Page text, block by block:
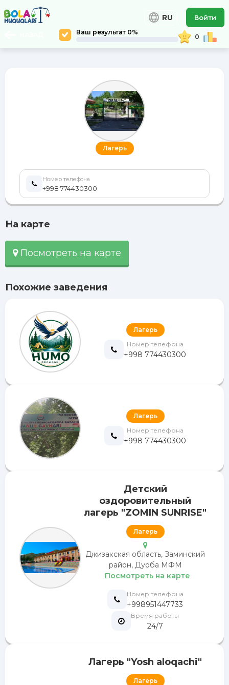
Ваш результат 0%
0
RU Войти
Лагерь
Номер телефона
+998 774430300
На карте
Посмотреть на карте
Похожие заведения
Лагерь
Номер телефона
+998 774430300
Лагерь
Номер телефона
+998 774430300
Детский
оздоровительный
лагерь "ZOMIN SUNRISE"
Лагерь
Джизакская область, Заминский
район, Дуоба МФМ
Посмотреть на карте
Номер телефона
+998951447733
Время работы
24/7
Лагерь "Yosh aloqachi"
Лагерь